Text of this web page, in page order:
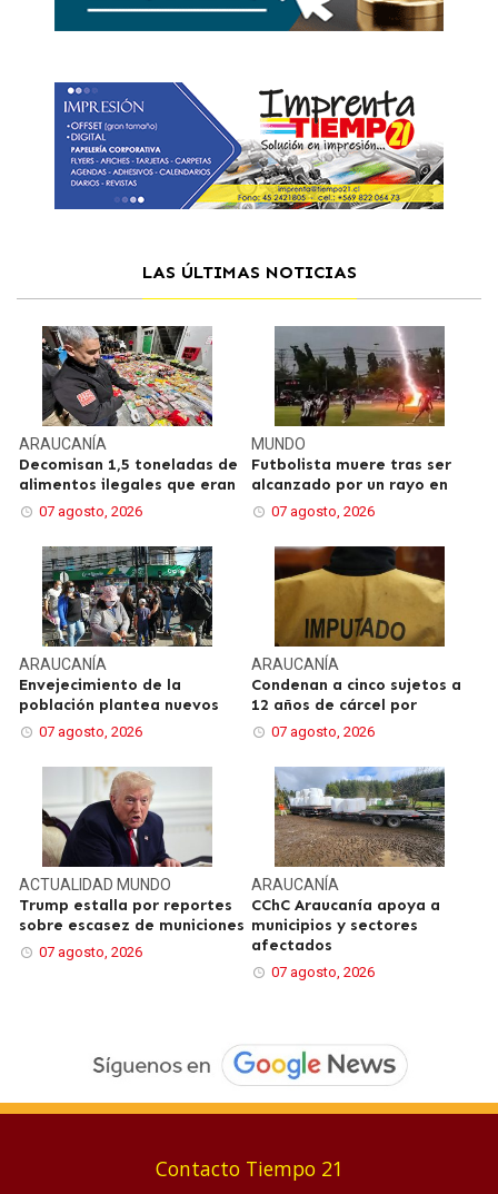
LAS ÚLTIMAS NOTICIAS
ARAUCANÍA
Decomisan 1,5 toneladas de
alimentos ilegales que eran
07 agosto, 2026
MUNDO
Futbolista muere tras ser
alcanzado por un rayo en
07 agosto, 2026
ARAUCANÍA
Envejecimiento de la
población plantea nuevos
07 agosto, 2026
ARAUCANÍA
Condenan a cinco sujetos a
12 años de cárcel por
07 agosto, 2026
ACTUALIDAD MUNDO
Trump estalla por reportes
sobre escasez de municiones
07 agosto, 2026
ARAUCANÍA
CChC Araucanía apoya a
municipios y sectores
afectados
07 agosto, 2026
Contacto Tiempo 21